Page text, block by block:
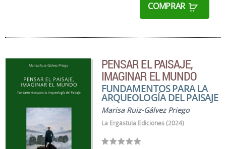
COMPRAR
PENSAR EL PAISAJE,
IMAGINAR EL MUNDO
FUNDAMENTOS PARA LA
ARQUEOLOGÍA DEL PAISAJE
Marisa Ruiz-Gálvez Priego
La Ergástula Ediciones (2024)